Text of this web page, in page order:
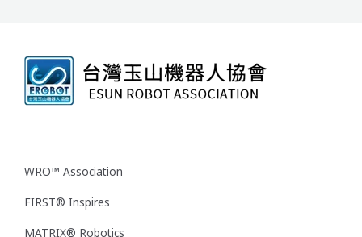
WRO™ Association
FIRST® Inspires
MATRIX® Robotics